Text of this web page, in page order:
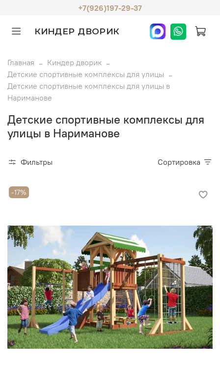
+7(926)197-29-37
КИНДЕР ДВОРИК
Главная
Киндер дворик
Детские спортивные комплексы для улицы
Детские спортивные комплексы для улицы в
Нариманове
Детские спортивные комплексы для
улицы в Нариманове
Фильтры Сортировка
-17%